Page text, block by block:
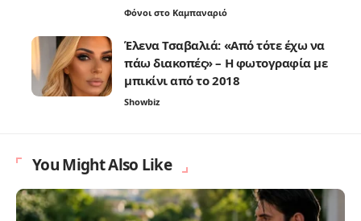
Φόνοι στο Καμπαναριό
Έλενα Τσαβαλιά: «Από τότε έχω να
πάω διακοπές» – Η φωτογραφία με
μπικίνι από το 2018
Showbiz
You Might Also Like